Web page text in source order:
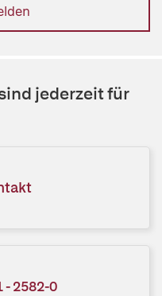
jederzeit für
- 2582-0